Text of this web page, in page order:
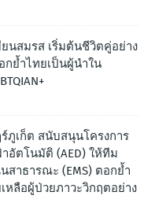
นสมรส เริ่มต้นชีวิตคู่อย่าง
ย้ำไทยเป็นผู้นำใน
ภูเก็ต สนับสนุนโครงการ
อัตโนมัติ (AED) ให้ทีม
สาธารณะ (EMS) ตอกย้ำ
หลือผู้ป่วยภาวะวิกฤตอย่าง